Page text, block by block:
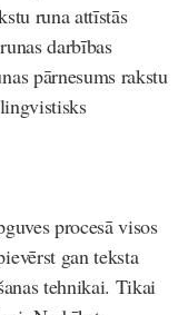
runa attīstās
darbības
pārnesums rakstu
procesā visos
gan teksta
tehnikai. Tikai